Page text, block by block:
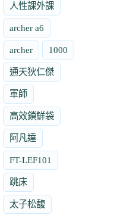
人性課外課
archer a6
archer 1000
通天狄仁傑
軍師
高效鎖鮮袋
阿凡達
FT-LEF101
跳床
太子松馥